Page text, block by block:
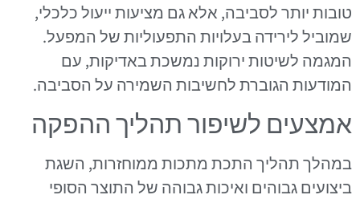
טובות יותר לסביבה, אלא גם מציעות ייעול כלכלי,
שמוביל לירידה בעלויות התפעוליות של המפעל.
המגמה לשיטות ירוקות נמשכת באדיקות, עם
המודעות הגוברת לחשיבות השמירה על הסביבה.
אמצעים לשיפור תהליך ההפקה
במהלך תהליך התכת מתכות ממוחזרות, השגת
ביצועים גבוהים ואיכות גבוהה של התוצר הסופי